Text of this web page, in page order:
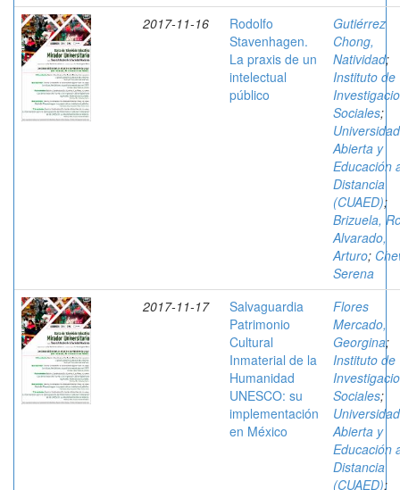
2017-11-16
Rodolfo
Stavenhagen.
La praxis de un
intelectual
público
Gutiérrez
Chong,
Natividad;
Instituto de
Sociales;
Universidad
Abierta y
Educación
Distancia
(CUAED);
Brizuela,
Alvarado,
Arturo;
Serena
2017-11-17
Salvaguardia
Patrimonio
Cultural
Inmaterial de la
Humanidad
UNESCO: su
implementación
en México
Flores
Mercado,
Georgina;
Instituto de
Sociales;
Universidad
Abierta y
Educación
Distancia
(CUAED);